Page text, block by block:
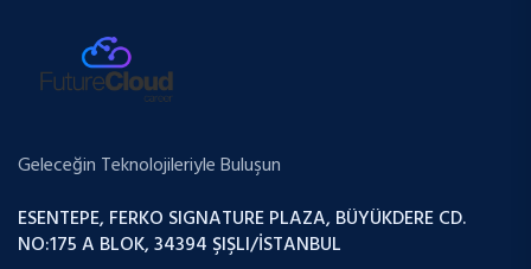
Geleceğin Teknolojileriyle Buluşun
ESENTEPE, FERKO SIGNATURE PLAZA, BÜYÜKDERE CD.
NO:175 A BLOK, 34394 ŞIŞLI/İSTANBUL